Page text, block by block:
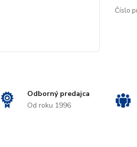
Číslo
Odborný predajca
Od roku 1996